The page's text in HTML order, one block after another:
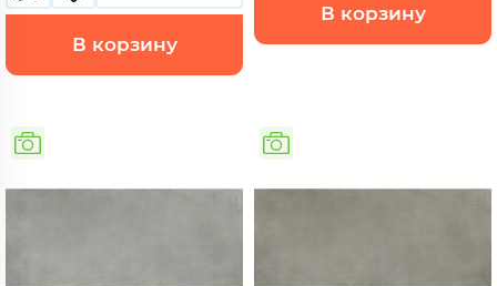
В корзину
В корзину